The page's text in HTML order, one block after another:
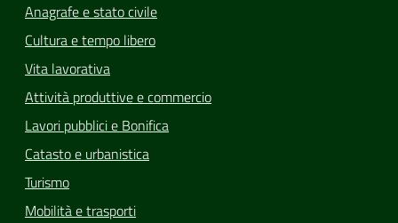
Anagrafe e stato civile
Cultura e tempo libero
Vita lavorativa
Attività produttive e commercio
Lavori pubblici e Bonifica
Catasto e urbanistica
Turismo
Mobilità e trasporti